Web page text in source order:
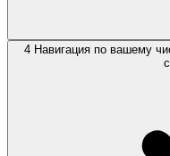
4 Навигация по вашему